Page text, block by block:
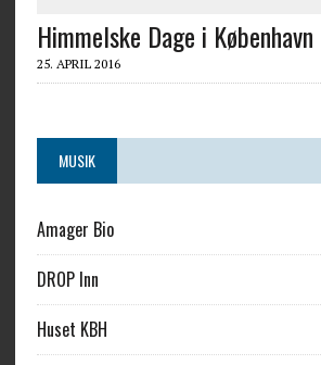
Himmelske Dage i København
25. APRIL 2016
MUSIK
Amager Bio
DROP Inn
Huset KBH